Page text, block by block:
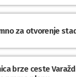
za otvorenje
brze ceste